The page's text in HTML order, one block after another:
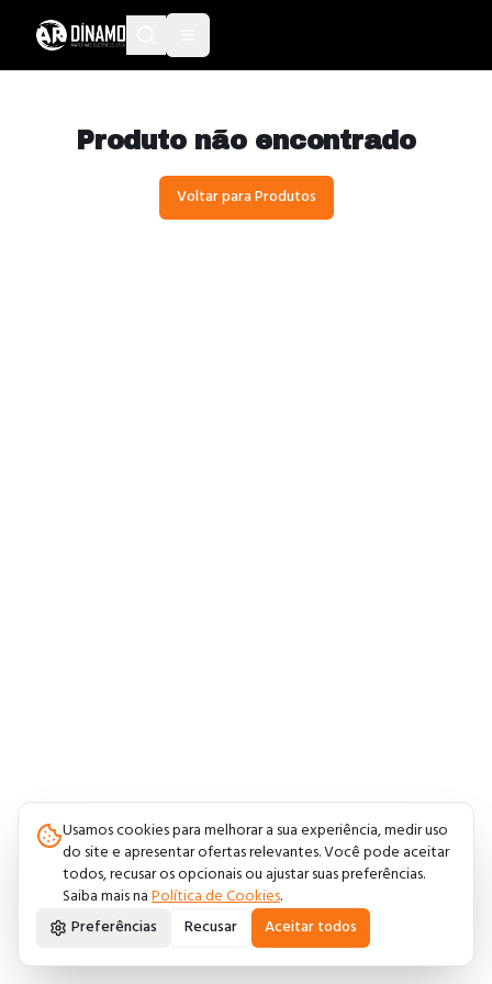
Produto não encontrado
Voltar para Produtos
Usamos cookies para melhorar a sua experiência, medir uso
do site e apresentar ofertas relevantes. Você pode aceitar
todos, recusar os opcionais ou ajustar suas preferências.
Saiba mais naPolítica de Cookies.
Preferências
Recusar Aceitar todos